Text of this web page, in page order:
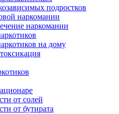
подростков
наркомании
наркомании
на дому
от солей
от бутирата